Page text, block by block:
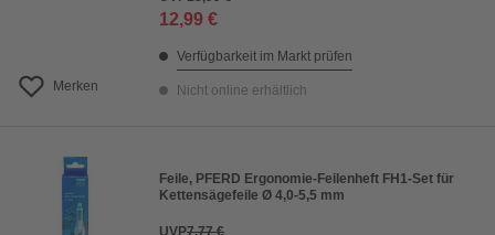
Merken
12,99 €
Verfügbarkeit im Markt prüfen
Nicht online erhältlich
Feile, PFERD Ergonomie-Feilenheft FH1-Set für
Kettensägefeile Ø 4,0-5,5 mm